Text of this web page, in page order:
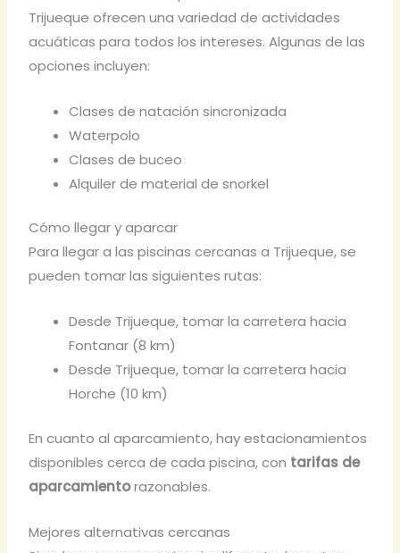
Trijueque ofrecen una variedad de actividades
acuáticas para todos los intereses. Algunas de las
opciones incluyen:
Clases de natación sincronizada
Waterpolo
Clases de buceo
Alquiler de material de snorkel
Cómo llegar y aparcar
Para llegar a las piscinas cercanas a Trijueque, se
pueden tomar las siguientes rutas:
Desde Trijueque, tomar la carretera hacia
Fontanar (8 km)
Desde Trijueque, tomar la carretera hacia
Horche (10 km)
En cuanto al aparcamiento, hay estacionamientos
disponibles cerca de cada piscina, con tarifas de
aparcamientorazonables.
Mejores alternativas cercanas